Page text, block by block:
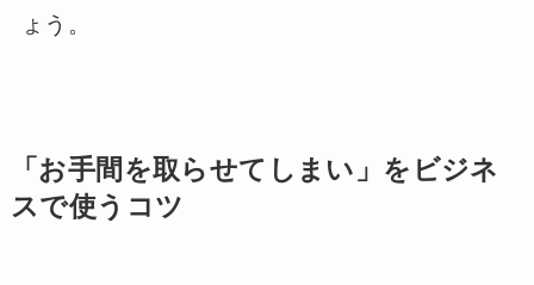
ょう。
「お手間を取らせてしまい」をビジネ
スで使うコツ